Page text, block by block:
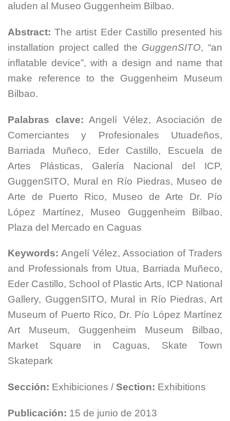
aluden al Museo Guggenheim Bilbao.
Abstract: The artist Eder Castillo presented his
installation project called the GuggenSITO, “an
inflatable device”, with a design and name that
make reference to the Guggenheim Museum
Bilbao.
Palabras clave: Angelí Vélez, Asociación de
Comerciantes y Profesionales Utuadeños,
Barriada Muñeco, Eder Castillo, Escuela de
Artes Plásticas, Galería Nacional del ICP,
GuggenSITO, Mural en Río Piedras, Museo de
Arte de Puerto Rico, Museo de Arte Dr. Pío
López Martínez, Museo Guggenheim Bilbao,
Plaza del Mercado en Caguas
Keywords: Angelí Vélez, Association of Traders
and Professionals from Utua, Barriada Muñeco,
Eder Castillo, School of Plastic Arts, ICP National
Gallery, GuggenSITO, Mural in Río Piedras, Art
Museum of Puerto Rico, Dr. Pío López Martínez
Art Museum, Guggenheim Museum Bilbao,
Market Square in Caguas, Skate Town
Skatepark
Sección: Exhibiciones / Section: Exhibitions
Publicación: 15 de junio de 2013